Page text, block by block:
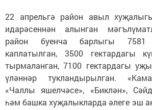
22 апрельгә район авыл
идарәсеннән алынган
район буенча барлыгы
каплатылган, 3500 гектардагы
тырмаланган, 7100 гектардагы
үләннәр тукландырылган.
«Чаллы яшелчәсе», «Биклән»,
һәм башка хуҗалыкларда әлеге эш